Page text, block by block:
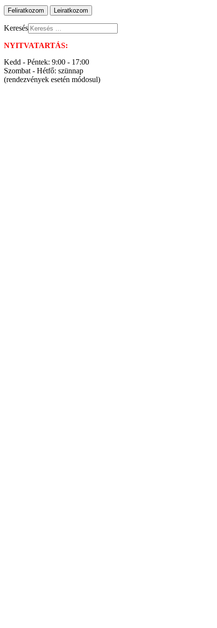
Keresés
NYITVATARTÁS:
Kedd - Péntek: 9:00 - 17:00
Szombat - Hétfő: szünnap
(rendezvények esetén módosul)